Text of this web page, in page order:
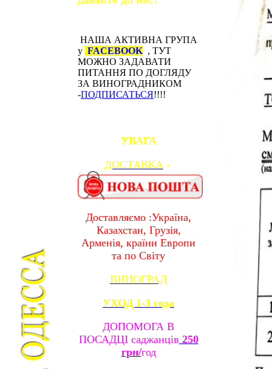
НАША АКТИВНА ГРУПА
у FACEBOOK, ТУТ
МОЖНО ЗАДАВАТИ
ПИТАННЯ ПО ДОГЛЯДУ
ЗА ВИНОГРАДНИКОМ
-ПОДПИСАТЬСЯ!!!!
УВАГА
ДОСТАВКА-
Доставляємо :Україна,
Казахстан, Грузія,
Арменія, країни Европи
та по Світу
ВИНОГРАД
УХОД 1-3 года
ДОПОМОГА В
ПОСАДЦІ саджанців 250
грн/год